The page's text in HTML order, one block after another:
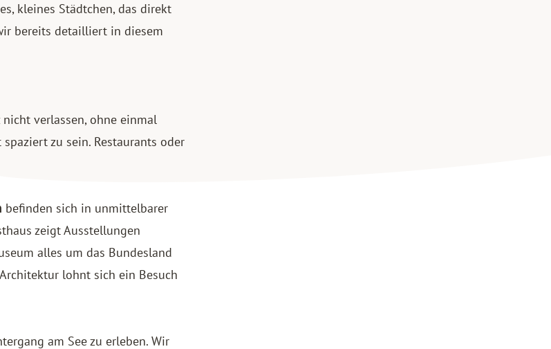
kleines Städtchen, das direkt
bereits detailliert in diesem
verlassen, ohne einmal
zu sein. Restaurants oder
befinden sich in unmittelbarer
zeigt Ausstellungen
alles um das Bundesland
lohnt sich ein Besuch
am See zu erleben. Wir